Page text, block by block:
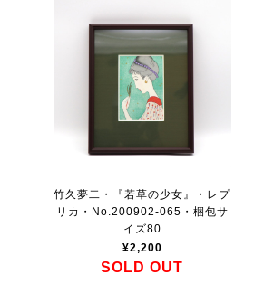
竹久夢二・『若草の少女』・レプ
リカ・No.200902-065・梱包サ
イズ80
¥2,200
SOLD OUT